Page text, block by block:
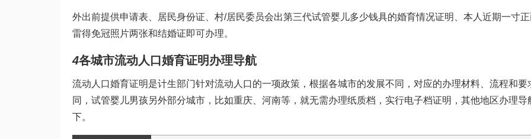
外出前提供申请表、居民身份证、村/居民委员会出第三代试管婴儿多少钱具的婚育情况证明、本人近期一寸
雷得免冠照片两张和结婚证即可办理。
4各城市流动人口婚育证明办理导航
流动人口婚育证明是计生部门针对流动人口的一项政策，根据各城市的发展不同，对应的办理材料、流程和要
同， 试管婴儿男孩另外部分城市，比如重庆、河南等，就无需办理纸质档，实行电子档证明，其他地区办理导
下。